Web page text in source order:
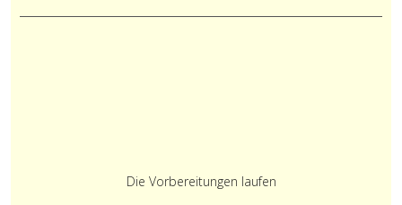
Die Vorbereitungen laufen